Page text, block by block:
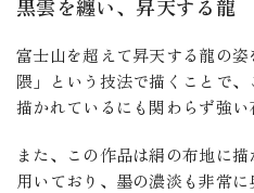
黒雲を纏い、昇天する龍
富士山を超えて昇天する龍の
隈」という技法で描くことで
描かれているにも関わらず強い
また、この作品は絹の布地に
用いており、墨の濃淡も非常